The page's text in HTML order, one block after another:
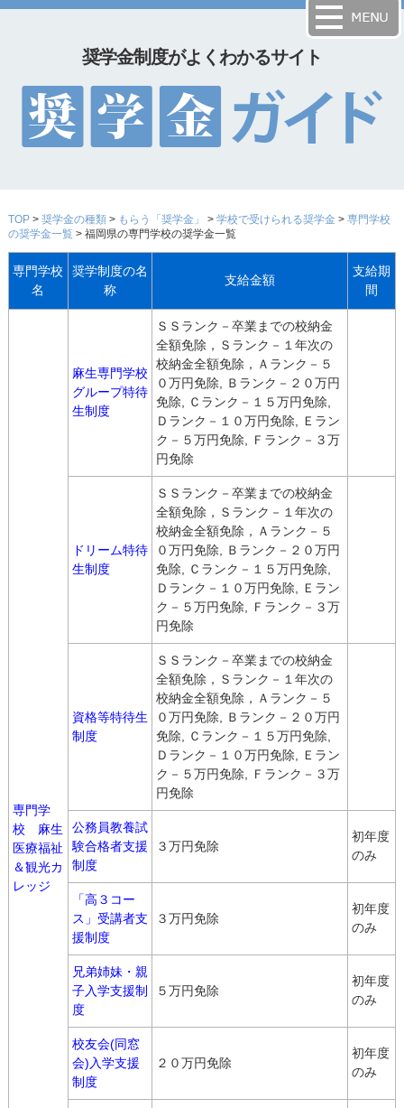
奨学金制度がよくわかるサイト
TOP> 奨学金の種類> もらう「奨学金」 > 学校で受けられる奨学金 > 専門学校
の奨学金一覧> 福岡県の専門学校の奨学金一覧
専門学校
名
奨学制度の名
称
支給金額
支給期
間
専門学
校 麻生
医療福祉
＆観光カ
レッジ
麻生専門学校
グループ特待
生制度
ＳＳランク－卒業までの校納金
全額免除，Ｓランク－１年次の
校納金全額免除，Ａランク－５
０万円免除, Ｂランク－２０万円
免除, Ｃランク－１５万円免除,
Ｄランク－１０万円免除, Ｅラン
ク－５万円免除, Ｆランク－３万
円免除
ドリーム特待
生制度
ＳＳランク－卒業までの校納金
全額免除，Ｓランク－１年次の
校納金全額免除，Ａランク－５
０万円免除, Ｂランク－２０万円
免除, Ｃランク－１５万円免除,
Ｄランク－１０万円免除, Ｅラン
ク－５万円免除, Ｆランク－３万
円免除
資格等特待生
制度
ＳＳランク－卒業までの校納金
全額免除，Ｓランク－１年次の
校納金全額免除，Ａランク－５
０万円免除, Ｂランク－２０万円
免除, Ｃランク－１５万円免除,
Ｄランク－１０万円免除, Ｅラン
ク－５万円免除, Ｆランク－３万
円免除
公務員教養試
験合格者支援
制度
３万円免除
初年度
のみ
「高３コー
ス」受講者支
援制度
３万円免除
初年度
のみ
兄弟姉妹・親
子入学支援制
度
５万円免除
初年度
のみ
校友会(同窓
会)入学支援
制度
２０万円免除
初年度
のみ